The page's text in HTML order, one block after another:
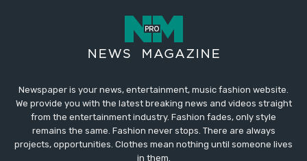
Newspaper is your news, entertainment, music fashion website.
We provide you with the latest breaking news and videos straight
from the entertainment industry. Fashion fades, only style
remains the same. Fashion never stops. There are always
projects, opportunities. Clothes mean nothing until someone lives
in them.